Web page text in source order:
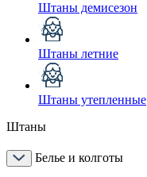
Штаны демисезон
Штаны летние
Штаны утепленные
Штаны
Белье и колготы